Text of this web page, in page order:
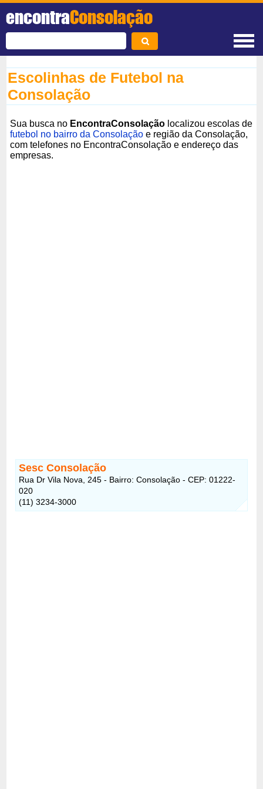
encontraConsolação
Escolinhas de Futebol na
Consolação
Sua busca no EncontraConsolação localizou escolas de
futebol no bairro da Consolação e região da Consolação,
com telefones no EncontraConsolação e endereço das
empresas.
Sesc Consolação
Rua Dr Vila Nova, 245 - Bairro: Consolação - CEP: 01222-
020
(11) 3234-3000